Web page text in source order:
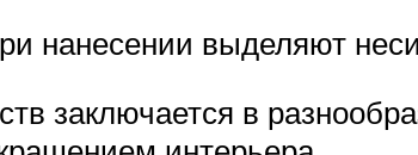
нанесении выделяют
заключается в